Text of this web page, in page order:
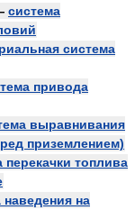
система
система
привода
выравнивания
приземлением)
перекачки топлива
наведения на